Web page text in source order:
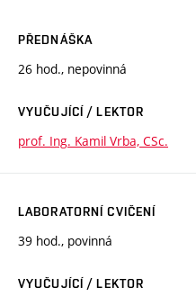
PŘEDNÁŠKA
26 hod., nepovinná
VYUČUJÍCÍ / LEKTOR
prof. Ing. Kamil Vrba, CSc.
LABORATORNÍ CVIČENÍ
39 hod., povinná
VYUČUJÍCÍ / LEKTOR